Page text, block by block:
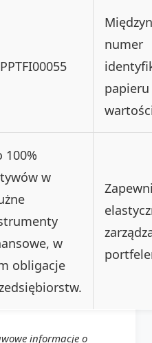
numer
papieru
100%
w
w
obligacje
informacje o